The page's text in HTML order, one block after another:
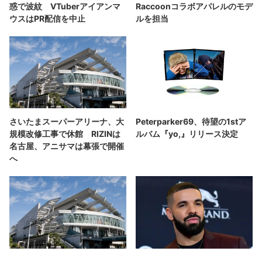
惑で波紋 VTuberアイアンマ
ウスはPR配信を中止
Raccoonコラボアパレルのモデ
ルを担当
さいたまスーパーアリーナ、大
規模改修工事で休館 RIZINは
名古屋、アニサマは幕張で開催
へ
Peterparker69、待望の1stア
ルバム『yo,』リリース決定